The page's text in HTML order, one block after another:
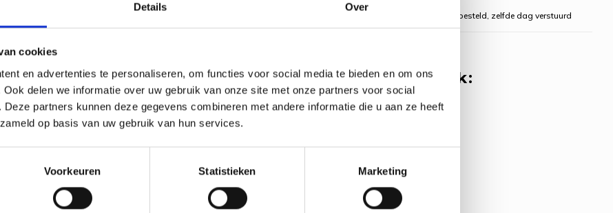
Details Over
cookies
en advertenties te personaliseren, om functies voor social media te bieden en om ons
delen we informatie over uw gebruik van onze site met onze partners voor social
partners kunnen deze gegevens combineren met andere informatie die u aan ze heeft
op basis van uw gebruik van hun services.
Voorkeuren Statistieken Marketing
Voor 16:00 uur besteld, zelfde dag verstuurd
Dit vind je misschien ook leuk:
Borduurpakket Dragon